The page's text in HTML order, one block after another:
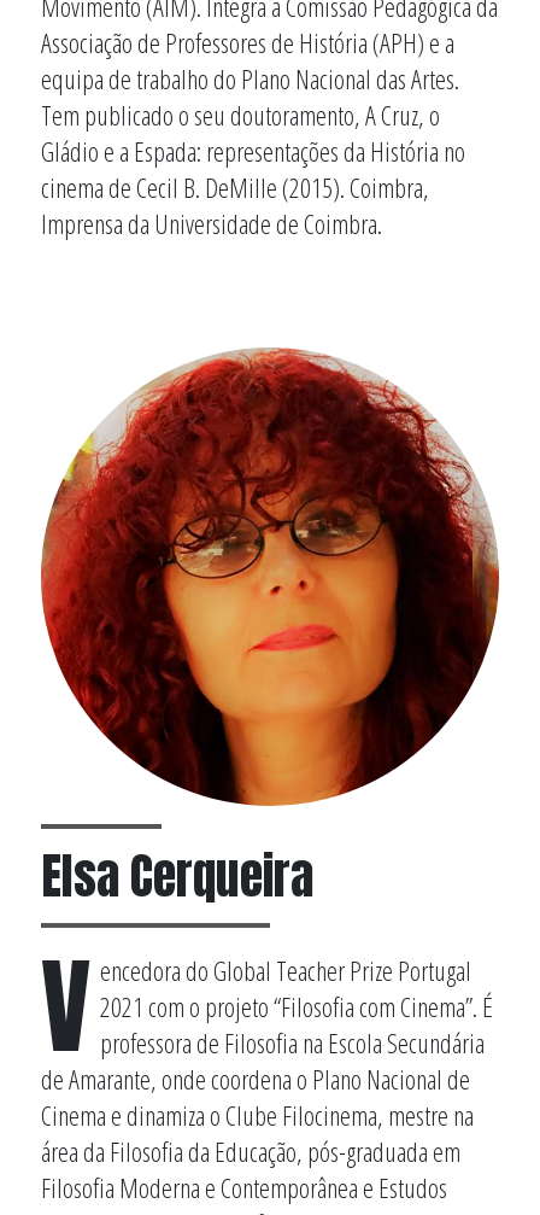
Associação de Professores de História (APH) e a
equipa de trabalho do Plano Nacional das Artes.
Tem publicado o seu doutoramento, A Cruz, o
Gládio e a Espada: representações da História no
cinema de Cecil B. DeMille (2015). Coimbra,
Imprensa da Universidade de Coimbra.
Elsa Cerqueira
V encedora do Global Teacher Prize Portugal
2021 com o projeto “Filosofia com Cinema”. É
professora de Filosofia na Escola Secundária
de Amarante, onde coordena o Plano Nacional de
Cinema e dinamiza o Clube Filocinema, mestre na
área da Filosofia da Educação, pós-graduada em
Filosofia Moderna e Contemporânea e Estudos